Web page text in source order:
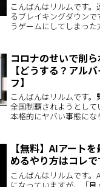
こんばんはリルムです。
るブレイキングダウンで
うゲームにしてしまった
ね？という結論に達し
書を勝手に書いていき
／#BreakingDown7明日
募集締切……
コロナのせいで削
【どうする？アル
フ】
こんばんはリルムです
全国制覇されようとして
本格的にヤバい事態にな
済成長率が世界大恐慌
なったということで、
ればいけない問題にな
りあえず、パチンコ店
【無料】AIアート
めるやり方はコレで
こんばんはリルムです。
になっていますが、「